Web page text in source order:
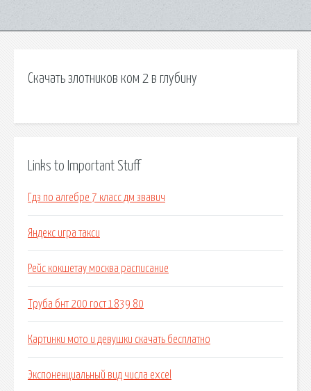
Скачать злотников ком 2 в глубину
Links to Important Stuff
Гдз по алгебре 7 класс дм звавич
Яндекс игра такси
Рейс кокшетау москва расписание
Труба бнт 200 гост 1839 80
Картинки мото и девушки скачать бесплатно
Экспоненциальный вид числа excel